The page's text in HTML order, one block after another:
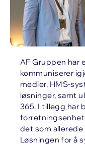
AF Gruppen har
kommuniserer
medier, HMS-
løsninger, samt
365. I tillegg har
det som
Løsningen for å